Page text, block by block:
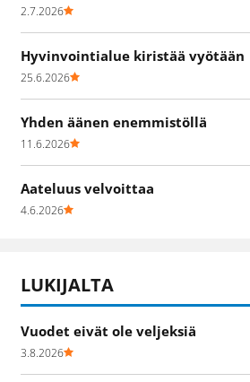
2.7.2026
Hyvinvointialue kiristää vyötään
25.6.2026
Yhden äänen enemmistöllä
11.6.2026
Aateluus velvoittaa
4.6.2026
LUKIJALTA
Vuodet eivät ole veljeksiä
3.8.2026